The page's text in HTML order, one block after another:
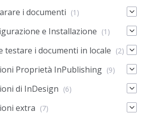
i documenti (1)
e Installazione (1)
testare i documenti in locale (2)
Proprietà InPublishing (9)
di InDesign (6)
extra (7)